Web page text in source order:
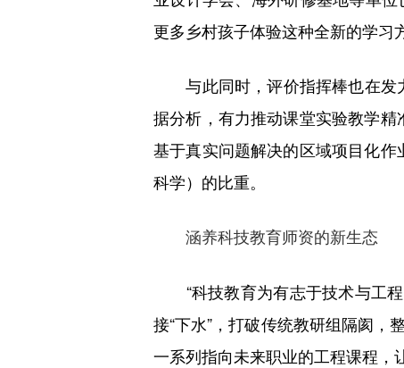
更多乡村孩子体验这种全新的学习
与此同时，评价指挥棒也在发
据分析，有力推动课堂实验教学精
基于真实问题解决的区域项目化作
科学）的比重。
涵养科技教育师资的新生态
“科技教育为有志于技术与工程
接“下水”，打破传统教研组隔阂，
一系列指向未来职业的工程课程，